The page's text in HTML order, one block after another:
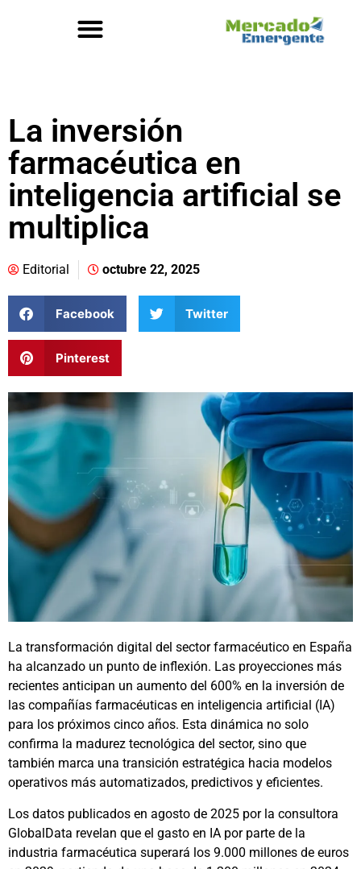
La inversión
farmacéutica en
inteligencia artificial se
multiplica
Editorial octubre 22, 2025
Facebook Twitter
Pinterest
La transformación digital del sector farmacéutico en España
ha alcanzado un punto de inflexión. Las proyecciones más
recientes anticipan un aumento del 600% en la inversión de
las compañías farmacéuticas en inteligencia artificial (IA)
para los próximos cinco años. Esta dinámica no solo
confirma la madurez tecnológica del sector, sino que
también marca una transición estratégica hacia modelos
operativos más automatizados, predictivos y eficientes.
Los datos publicados en agosto de 2025 por la consultora
GlobalData revelan que el gasto en IA por parte de la
industria farmacéutica superará los 9.000 millones de euros